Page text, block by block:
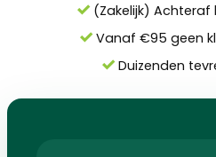
(Zakelijk) Achteraf
Vanaf €95 geen
Duizenden